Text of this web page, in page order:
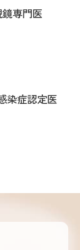
専門医
染症認定医